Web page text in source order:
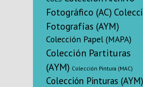
Fotográfico (AC)
Fotografías (AYM)
Colección Papel (MAPA)
Colección Partituras
(AYM) Colección Pintura (MAC)
Colección Pinturas (AYM)